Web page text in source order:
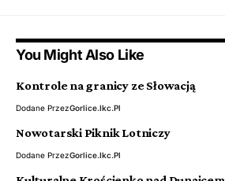
You Might Also Like
Kontrole na granicy ze Słowacją
Dodane PrzezGorlice.ikc.pl
Nowotarski Piknik Lotniczy
Dodane PrzezGorlice.ikc.pl